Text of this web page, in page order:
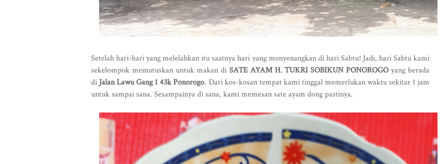
Setelah hari-hari yang melelahkan itu saatnya hari yang menyenangkan di hari Sabtu! Jadi, hari Sabtu kami
sekelompok memutuskan untuk makan di SATE AYAM H. TUKRI SOBIKUN PONOROGOyang berada
diJalan Lawu Gang 1 43k Ponorogo. Dari kos-kosan tempat kami tinggal memerlukan waktu sekitar 1 jam
untuk sampai sana. Sesampainya di sana, kami memesan sate ayam dong pastinya.